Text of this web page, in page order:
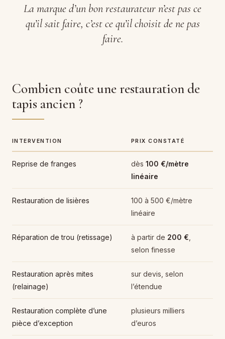
La marque d’un bon restaurateur n’est pas ce
qu’il sait faire, c’est ce qu’il choisit de ne pas
faire.
Combien coûte une restauration de
tapis ancien ?
INTERVENTION PRIX CONSTATÉ
Reprise de franges dès 100 €/mètre
linéaire
Restauration de lisières
100 à 500 €/mètre
linéaire
Réparation de trou (retissage) à partir de 200 €
selon finesse
Restauration après mites
(relainage)
sur devis, selon
l’étendue
Restauration complète d’une
pièce d’exception
plusieurs milliers
d’euros